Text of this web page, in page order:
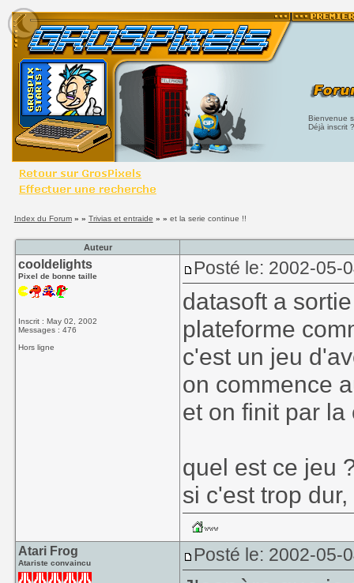
Bienvenue
Déjà inscrit
Index du Forum» » Trivias et entraide » » et la serie continue !!
Auteur
cooldelights
Pixel de bonne taille
Inscrit : May 02, 2002
Messages : 476
Hors ligne
Posté le: 2002-05-
datasoft a
plateforme
c'est un jeu
on commence
et on finit par la
quel est ce jeu
si c'est trop
Atari Frog
Atariste convaincu Posté le: 2002-05-